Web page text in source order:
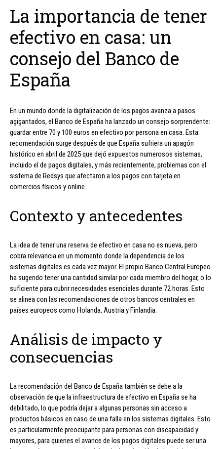
La importancia de tener
efectivo en casa: un
consejo del Banco de
España
En un mundo donde la digitalización de los pagos avanza a pasos
agigantados, el Banco de España ha lanzado un consejo sorprendente:
guardar entre 70 y 100 euros en efectivo por persona en casa. Esta
recomendación surge después de que España sufriera un apagón
histórico en abril de 2025 que dejó expuestos numerosos sistemas,
incluido el de pagos digitales, y más recientemente, problemas con el
sistema de Redsys que afectaron a los pagos con tarjeta en
comercios físicos y online.
Contexto y antecedentes
La idea de tener una reserva de efectivo en casa no es nueva, pero
cobra relevancia en un momento donde la dependencia de los
sistemas digitales es cada vez mayor. El propio Banco Central Europeo
ha sugerido tener una cantidad similar por cada miembro del hogar, o lo
suficiente para cubrir necesidades esenciales durante 72 horas. Esto
se alinea con las recomendaciones de otros bancos centrales en
países europeos como Holanda, Austria y Finlandia.
Análisis de impacto y
consecuencias
La recomendación del Banco de España también se debe a la
observación de que la infraestructura de efectivo en España se ha
debilitado, lo que podría dejar a algunas personas sin acceso a
productos básicos en caso de una falla en los sistemas digitales. Esto
es particularmente preocupante para personas con discapacidad y
mayores, para quienes el avance de los pagos digitales puede ser una